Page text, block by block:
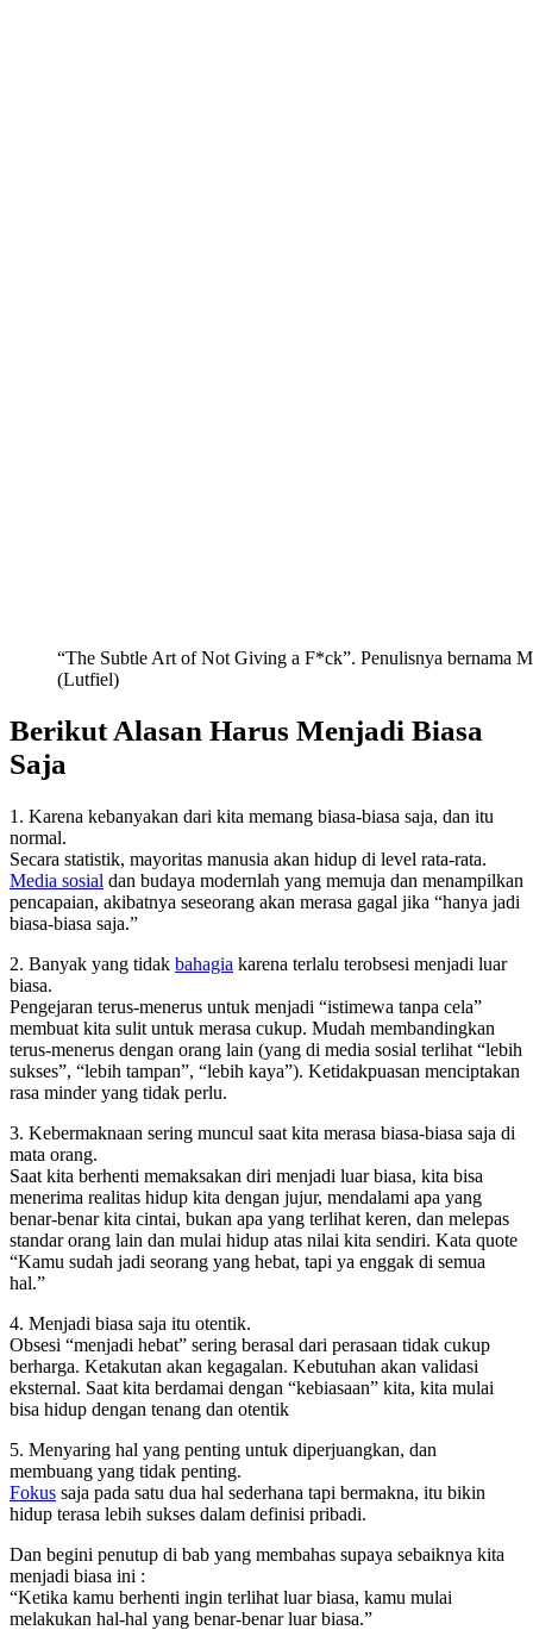
“The Subtle Art of Not Giving a F*ck”. Penulisnya bernama
(Lutfiel)
Berikut Alasan Harus Menjadi Biasa
Saja
1. Karena kebanyakan dari kita memang biasa-biasa saja, dan itu
normal.
Secara statistik, mayoritas manusia akan hidup di level rata-rata.
Media sosial dan budaya modernlah yang memuja dan menampilkan
pencapaian, akibatnya seseorang akan merasa gagal jika “hanya jadi
biasa-biasa saja.”
2. Banyak yang tidak bahagia karena terlalu terobsesi menjadi luar
biasa.
Pengejaran terus-menerus untuk menjadi “istimewa tanpa cela”
membuat kita sulit untuk merasa cukup. Mudah membandingkan
terus-menerus dengan orang lain (yang di media sosial terlihat “lebih
sukses”, “lebih tampan”, “lebih kaya”). Ketidakpuasan menciptakan
rasa minder yang tidak perlu.
3. Kebermaknaan sering muncul saat kita merasa biasa-biasa saja di
mata orang.
Saat kita berhenti memaksakan diri menjadi luar biasa, kita bisa
menerima realitas hidup kita dengan jujur, mendalami apa yang
benar-benar kita cintai, bukan apa yang terlihat keren, dan melepas
standar orang lain dan mulai hidup atas nilai kita sendiri. Kata quote
“Kamu sudah jadi seorang yang hebat, tapi ya enggak di semua
hal.”
4. Menjadi biasa saja itu otentik.
Obsesi “menjadi hebat” sering berasal dari perasaan tidak cukup
berharga. Ketakutan akan kegagalan. Kebutuhan akan validasi
eksternal. Saat kita berdamai dengan “kebiasaan” kita, kita mulai
bisa hidup dengan tenang dan otentik
5. Menyaring hal yang penting untuk diperjuangkan, dan
membuang yang tidak penting.
Fokus saja pada satu dua hal sederhana tapi bermakna, itu bikin
hidup terasa lebih sukses dalam definisi pribadi.
Dan begini penutup di bab yang membahas supaya sebaiknya kita
menjadi biasa ini :
“Ketika kamu berhenti ingin terlihat luar biasa, kamu mulai
melakukan hal-hal yang benar-benar luar biasa.”